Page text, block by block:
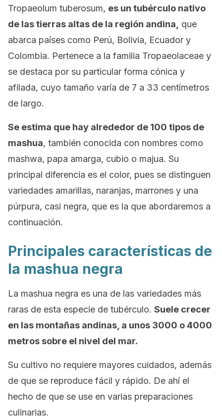
Tropaeolum tuberosum, es un tubérculo nativo
de las tierras altas de la región andina,
que
abarca países como Perú, Bolivia, Ecuador y
Colombia. Pertenece a la familia Tropaeolaceae y
se destaca por su particular forma cónica y
afilada, cuyo tamaño varía de 7 a 33 centímetros
de largo.
Se estima que hay alrededor de 100 tipos de
mashua, también conocida con nombres como
mashwa, papa amarga, cubio o majua. Su
principal diferencia es el color, pues se distinguen
variedades amarillas, naranjas, marrones y una
púrpura, casi negra, que es la que abordaremos a
continuación.
Principales características de
la mashua negra
La mashua negra es una de las variedades más
raras de esta especie de tubérculo. Suele crecer
en las montañas andinas, a unos 3000 o 4000
metros sobre el nivel del mar.
Su cultivo no requiere mayores cuidados, además
de que se reproduce fácil y rápido. De ahí el
hecho de que se use en varias preparaciones
culinarias.